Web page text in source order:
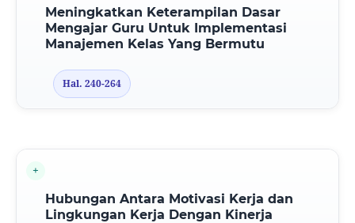
Meningkatkan Keterampilan Dasar
Mengajar Guru Untuk Implementasi
Manajemen Kelas Yang Bermutu
Hal. 240-264
Hubungan Antara Motivasi Kerja dan
Lingkungan Kerja Dengan Kinerja